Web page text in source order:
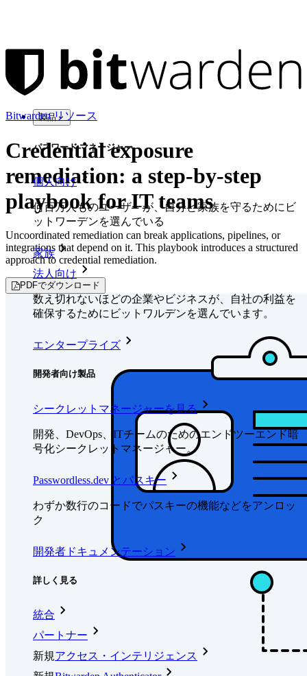
製品
パスワード マネージャー
個人向け
何百万人ものユーザーが、自分と家族を守るためにビ
ットワーデンを選んでいる
家族
法人向け
数え切れないほどの企業やビジネスが、自社の利益を
確保するためにビットワルデンを選んでいます。
エンタープライズ
開発者向け製品
シークレットマネージャーを見る
開発、DevOps、ITチームのためのエンドツーエンド暗
号化シークレットマネージャー。
Passwordless.dev とパスキー
わずか数行のコードでパスキーの機能などをアンロッ
ク
開発者ドキュメンテーション
詳しく見る
統合
パートナー
新規アクセス・インテリジェンス
Bitwarden リソース
Credential exposure
remediation: a step-by-step
playbook for IT teams
Uncoordinated remediation can break applications, pipelines, or
integrations that depend on it. This playbook introduces a structured
approach to credential remediation.
PDFでダウンロード